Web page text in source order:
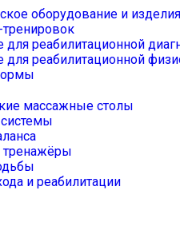
оборудование и изделия
реабилитационной
для реабилитационной
массажные столы
и реабилитации